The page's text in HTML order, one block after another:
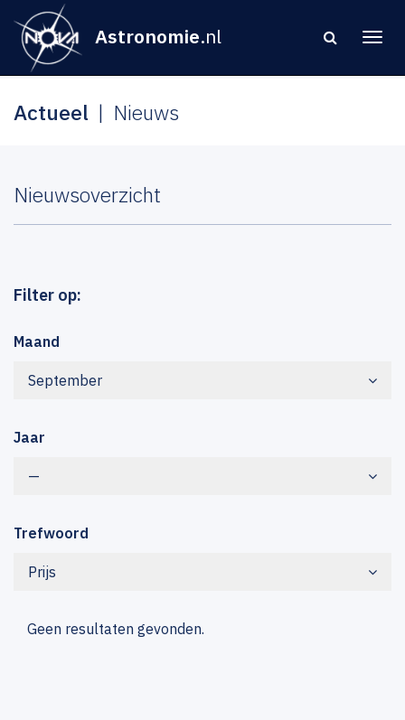
Astronomie.nl
Actueel Nieuws
Nieuwsoverzicht
Filter op:
Maand
September
Jaar
—
Trefwoord
Prijs
Geen resultaten gevonden.